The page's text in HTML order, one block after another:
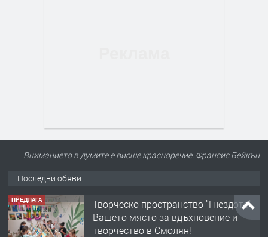
Вниманието в думите е висше красноречие. Франсис Бейкън
Последни обяви
ПРЕДЛАГА
Творческо пространство "Гнездото" -
Вашето място за вдъхновение и
творчество в Смолян!